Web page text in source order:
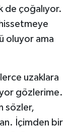
de çoğalıyor.
hissetmeye
oluyor ama
uzaklara
gözlerime.
sözler,
İçimden bir